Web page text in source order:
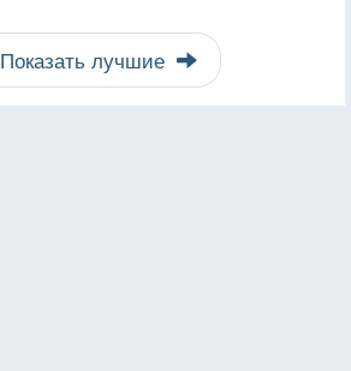
Показать лучшие